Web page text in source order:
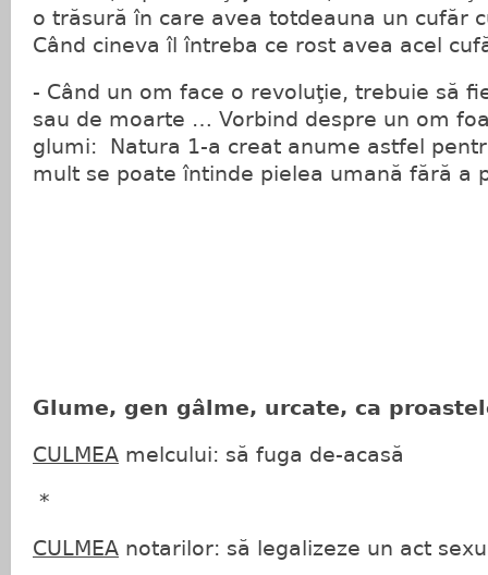
o trăsură în care avea totdeauna un cufăr
Când cineva îl întreba ce rost avea acel
- Când un om face o revoluţie, trebuie să
sau de moarte … Vorbind despre un om
glumi: Natura 1-a creat anume astfel
mult se poate întinde pielea umană fără a
Glume, gen gâlme, urcate, ca
CULMEA melcului: să fuga de-acasă
*
CULMEA notarilor: să legalizeze un act